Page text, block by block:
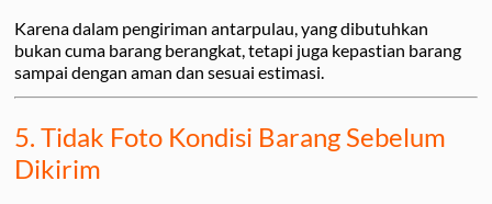
Karena dalam pengiriman antarpulau, yang dibutuhkan
bukan cuma barang berangkat, tetapi juga kepastian barang
sampai dengan aman dan sesuai estimasi.
5. Tidak Foto Kondisi Barang Sebelum
Dikirim